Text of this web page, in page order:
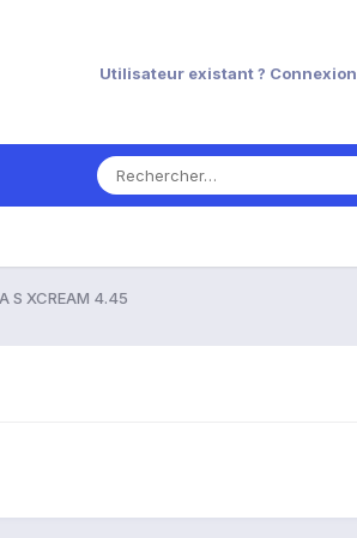
Utilisateur existant ? Connexion
S XCREAM 4.45